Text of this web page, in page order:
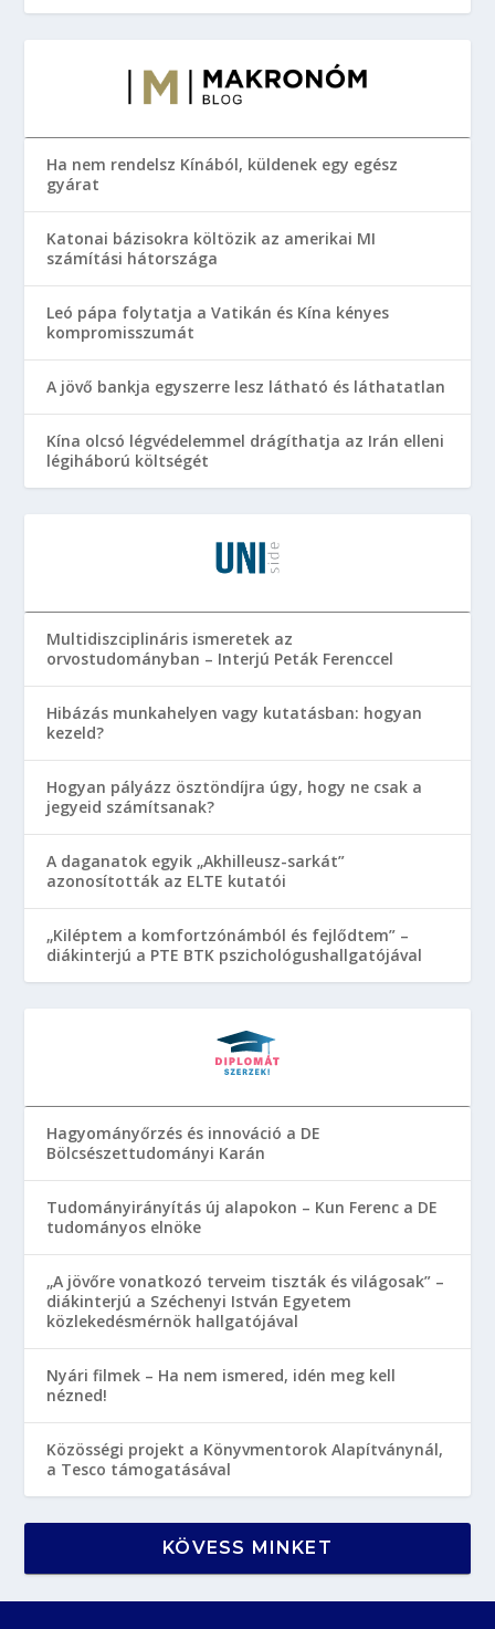
Ha nem rendelsz Kínából, küldenek egy egész
gyárat
Katonai bázisokra költözik az amerikai MI
számítási hátországa
Leó pápa folytatja a Vatikán és Kína kényes
kompromisszumát
A jövő bankja egyszerre lesz látható és láthatatlan
Kína olcsó légvédelemmel drágíthatja az Irán elleni
légiháború költségét
Multidiszciplináris ismeretek az
orvostudományban – Interjú Peták Ferenccel
Hibázás munkahelyen vagy kutatásban: hogyan
kezeld?
Hogyan pályázz ösztöndíjra úgy, hogy ne csak a
jegyeid számítsanak?
A daganatok egyik „Akhilleusz-sarkát”
azonosították az ELTE kutatói
„Kiléptem a komfortzónámból és fejlődtem” –
diákinterjú a PTE BTK pszichológushallgatójával
Hagyományőrzés és innováció a DE
Bölcsészettudományi Karán
Tudományirányítás új alapokon – Kun Ferenc a DE
tudományos elnöke
„A jövőre vonatkozó terveim tiszták és világosak” –
diákinterjú a Széchenyi István Egyetem
közlekedésmérnök hallgatójával
Nyári filmek – Ha nem ismered, idén meg kell
nézned!
Közösségi projekt a Könyvmentorok Alapítványnál,
a Tesco támogatásával
KÖVESS MINKET